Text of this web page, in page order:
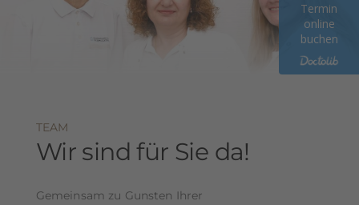
Termin
online
buchen
TEAM
Wir sind für Sie da!
Gemeinsam zu Gunsten Ihrer